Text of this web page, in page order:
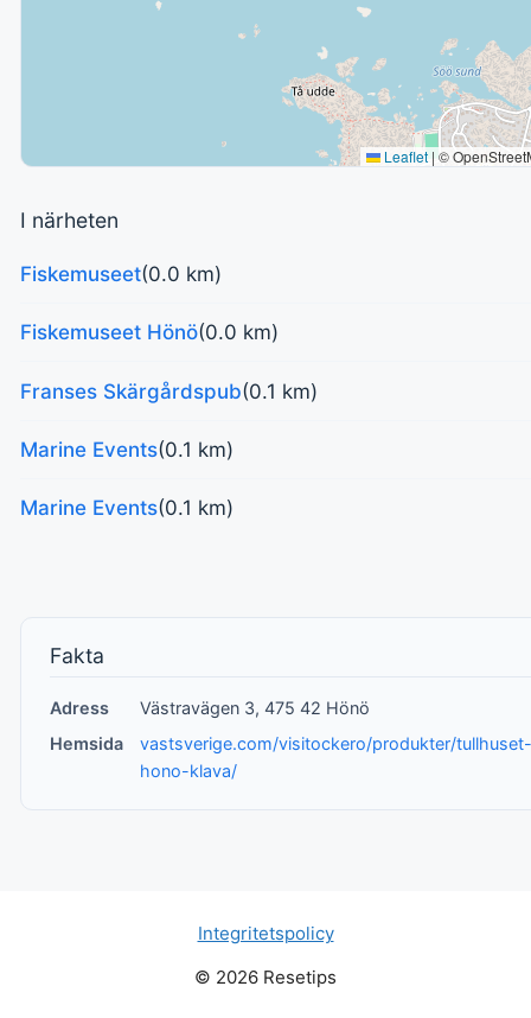
Leaflet |©
I närheten
Fiskemuseet(0.0 km)
Fiskemuseet Hönö(0.0 km)
Franses Skärgårdspub(0.1 km)
Marine Events(0.1 km)
Marine Events(0.1 km)
Fakta
Adress
Västravägen 3, 475 42 Hönö
Hemsida
vastsverige.com/visitockero/produkter/
hono-klava/
Integritetspolicy
© 2026 Resetips